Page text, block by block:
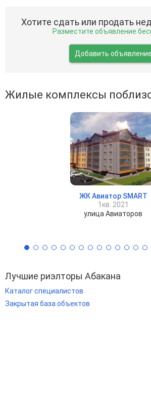
Хотите сдать или продать
Разместите объявление
Добавить объявление
Жилые комплексы
ЖК Авиатор SMART
1кв. 2021
улица Авиаторов
Лучшие риэлторы Абакана
Каталог специалистов
Закрытая база объектов